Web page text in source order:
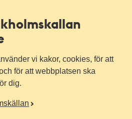
vi kakor, cookies, för att
för att webbplatsen ska
dig.